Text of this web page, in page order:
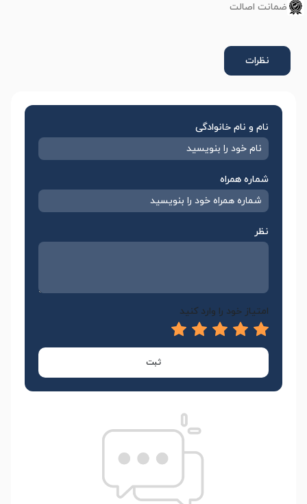
ضمانت اصالت
نظرات
نام و نام خانوادگی
شماره همراه
نظر
امتیاز خود را وارد کنید
ثبت